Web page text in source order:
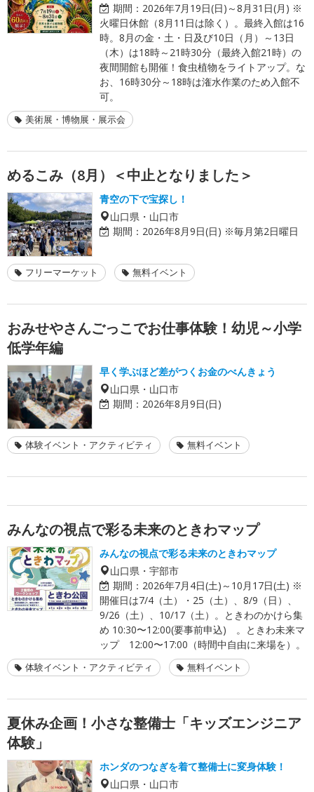
期間： 2026年7月19日(日)～8月31日(月) ※
火曜日休館（8月11日は除く）。最終入館は16
時。8月の金・土・日及び10日（月）～13日
（木）は18時～21時30分（最終入館21時）の
夜間開館も開催！食虫植物をライトアップ。な
お、16時30分～18時は潅水作業のため入館不
可。
美術展・博物展・展示会
めるこみ（8月）＜中止となりました＞
青空の下で宝探し！
山口県・山口市
期間： 2026年8月9日(日) ※毎月第2日曜日
フリーマーケット 無料イベント
おみせやさんごっこでお仕事体験！幼児～小学
低学年編
早く学ぶほど差がつくお金のべんきょう
山口県・山口市
期間： 2026年8月9日(日)
体験イベント・アクティビティ 無料イベント
みんなの視点で彩る未来のときわマップ
みんなの視点で彩る未来のときわマップ
山口県・宇部市
期間： 2026年7月4日(土)～10月17日(土) ※
開催日は7/4（土）・25（土）、8/9（日）、
9/26（土）、10/17（土）。ときわのかけら集
め 10:30〜12:00(要事前申込) 。ときわ未来マ
ップ 12:00〜17:00（時間中自由に来場を）。
体験イベント・アクティビティ 無料イベント
夏休み企画！小さな整備士「キッズエンジニア
体験」
ホンダのつなぎを着て整備士に変身体験！
山口県・山口市